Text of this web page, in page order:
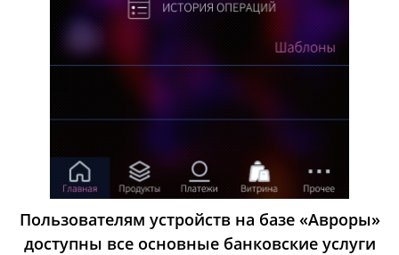
Пользователям устройств на базе «Авроры»
доступны все основные банковские услуги